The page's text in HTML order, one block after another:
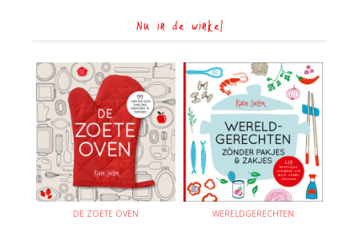
Nu in de winkel
DE ZOETE OVEN WERELDGERECHTEN